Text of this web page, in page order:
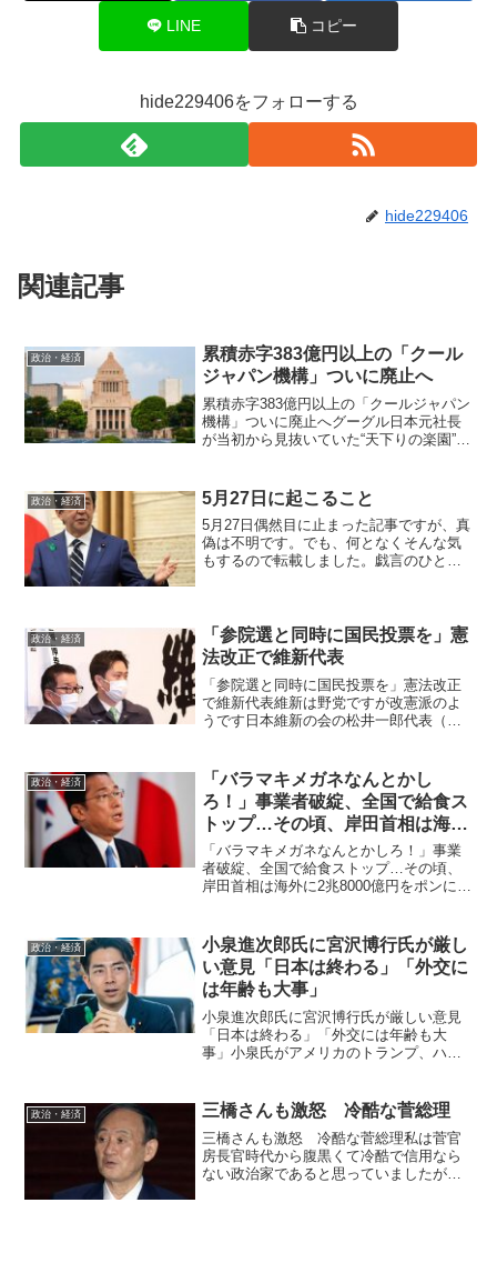
LINE コピー
hide229406をフォローする
hide229406
関連記事
政治・経済
累積赤字383億円以上の「クール
ジャパン機構」ついに廃止へ
累積赤字383億円以上の「クールジャパン
機構」ついに廃止へグーグル日本元社長
が当初から見抜いていた“天下りの楽園”の
品などを海外に広めるとして2013年に発
足した官民フ...
政治・経済 5月27日に起こること
5月27日偶然目に止まった記事ですが、真
偽は不明です。でも、何となくそんな気
もするので転載しました。戯言のひとつ
Sh...
政治・経済
「参院選と同時に国民投票を」憲
法改正で維新代表
「参院選と同時に国民投票を」憲法改正
で維新代表維新は野党ですが改憲派のよ
うです日本維新の会の松井一郎代表（大
でに改正案を固めて（参院選の投票とと
もに）国民投票を実施すべ...
政治・経済
「バラマキメガネなんとかし
ろ！」事業者破綻、全国で給食ス
トップ…その頃、岸田首相は海外
に2兆8000億円をポン
「バラマキメガネなんとかしろ！」事業
者破綻、全国で給食ストップ…その頃、
岸田首相は海外に2兆8000億円をポンにほ
展開している会社が破綻、各地の学校な
どで給食がストップ...
政治・経済
小泉進次郎氏に宮沢博行氏が厳し
い意見「日本は終わる」「外交に
は年齢も大事」
小泉進次郎氏に宮沢博行氏が厳しい意見
「日本は終わる」「外交には年齢も大
事」小泉氏がアメリカのトランプ、ハリ
定されている自民党総裁選。候補者のひ
とりで国民的人気が高い...
政治・経済 三橋さんも激怒 冷酷な菅総理
三橋さんも激怒 冷酷な菅総理私は菅官
房長官時代から腹黒くて冷酷で信用なら
ない政治家であると思っていましたが、